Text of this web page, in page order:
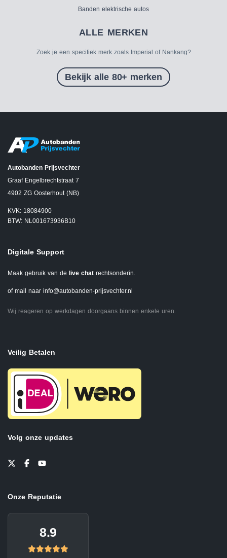
Banden elektrische autos
ALLE MERKEN
Zoek je een specifiek merk zoals Imperial of Nankang?
Bekijk alle 80+ merken
Autobanden Prijsvechter
Graaf Engelbrechtstraat 7
4902 ZG Oosterhout (NB)
KVK: 18084900
BTW: NL001673936B10
Digitale Support
Maak gebruik van de live chat rechtsonderin.
of mail naar info@autobanden-prijsvechter.nl
Wij reageren op werkdagen doorgaans binnen enkele uren.
Veilig Betalen
Volg onze updates
Onze Reputatie
8.9